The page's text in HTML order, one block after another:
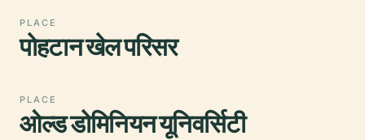
PLACE
पोहटान खेल परिसर
PLACE
ओल्ड डोमिनियन यूनिवर्सिटी